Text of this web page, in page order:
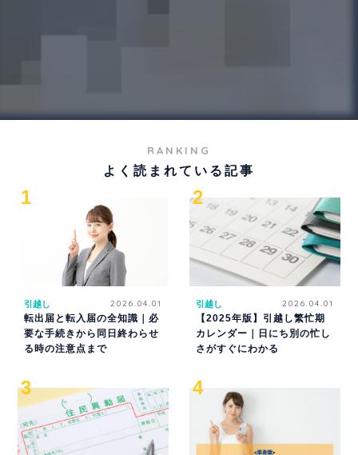
RANKING
よく読まれている記事
引越し 2026.04.01
転出届と転入届の全知識｜必
要な手続きから同日終わらせ
る時の注意点まで
引越し 2026.04.01
【2025年版】引越し繁忙期
カレンダー｜日にち別の忙し
さがすぐにわかる